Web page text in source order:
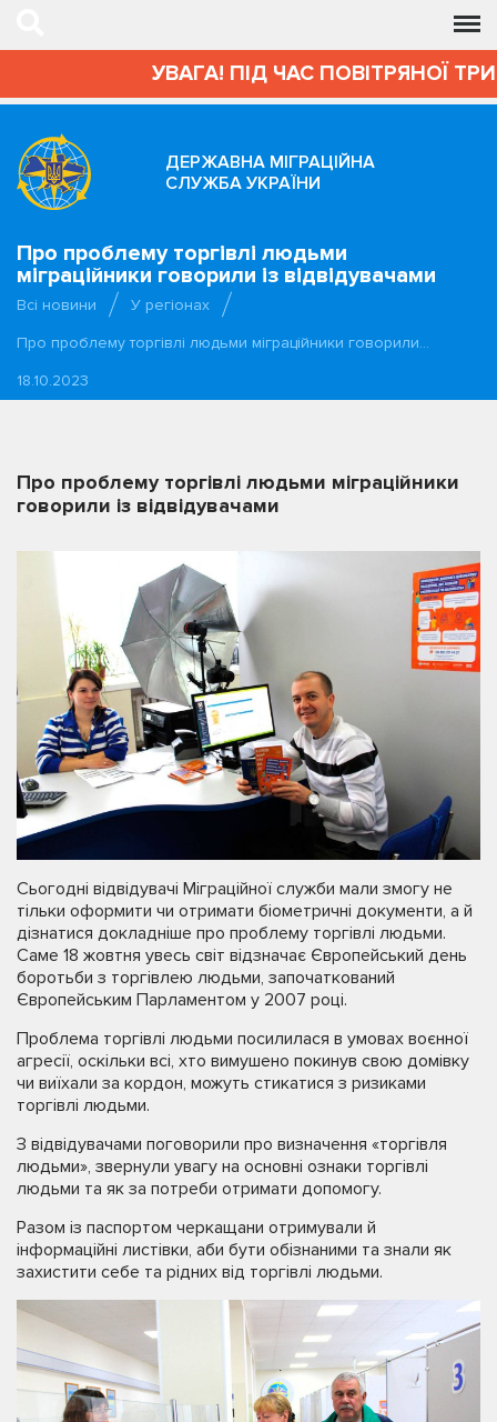
УВАГА! ПІД ЧАС ПОВІТРЯНОЇ
ДЕРЖАВНА МІГРАЦІЙНА
СЛУЖБА УКРАЇНИ
Про проблему торгівлі людьми
міграційники говорили із відвідувачами
Всі новини
У регіонах
Про проблему торгівлі людьми міграційники говорили…
18.10.2023
Про проблему торгівлі людьми міграційники
говорили із відвідувачами
Сьогодні відвідувачі Міграційної служби мали змогу не
тільки оформити чи отримати біометричні документи, а й
дізнатися докладніше про проблему торгівлі людьми.
Саме 18 жовтня увесь світ відзначає Європейський день
боротьби з торгівлею людьми, започаткований
Європейським Парламентом у 2007 році.
Проблема торгівлі людьми посилилася в умовах воєнної
агресії, оскільки всі, хто вимушено покинув свою домівку
чи виїхали за кордон, можуть стикатися з ризиками
торгівлі людьми.
З відвідувачами поговорили про визначення «торгівля
людьми», звернули увагу на основні ознаки торгівлі
людьми та як за потреби отримати допомогу.
Разом із паспортом черкащани отримували й
інформаційні листівки, аби бути обізнаними та знали як
захистити себе та рідних від торгівлі людьми.